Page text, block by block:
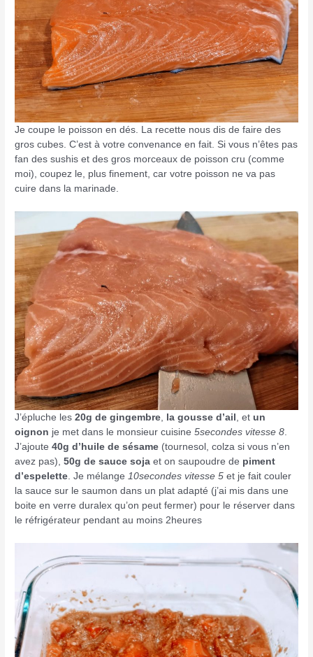
Je coupe le poisson en dés. La recette nous dis de faire des
gros cubes. C’est à votre convenance en fait. Si vous n’êtes pas
fan des sushis et des gros morceaux de poisson cru (comme
moi), coupez le, plus finement, car votre poisson ne va pas
cuire dans la marinade.
J’épluche les20g de gingembre, la gousse d’ail , et un
oignon je met dans le monsieur cuisine5secondes vitesse 8.
J’ajoute40g d’huile de sésame (tournesol, colza si vous n’en
avez pas),50g de sauce soja et on saupoudre de piment
d’espelette. Je mélange 10secondes vitesse 5 et je fait couler
la sauce sur le saumon dans un plat adapté (j’ai mis dans une
boite en verre duralex qu’on peut fermer) pour le réserver dans
le réfrigérateur pendant au moins 2heures